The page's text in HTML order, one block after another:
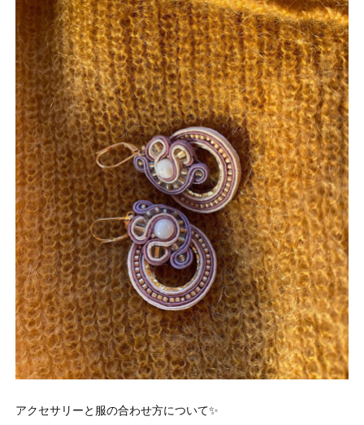
アクセサリーと服の合わせ方について✨